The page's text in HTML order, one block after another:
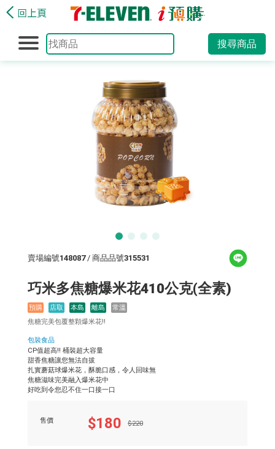
搜尋商品
賣場編號148087/ 商品品號315531
巧米多焦糖爆米花410公克(全素)
預購 店取 本島 離島 常溫
焦糖完美包覆整顆爆米花!!
包裝食品
CP值超高!! 桶裝超大容量
甜香焦糖讓您無法自拔
扎實蘑菇球爆米花，酥脆口感，令人回味無
焦糖滋味完美融入爆米花中
好吃到令您忍不住一口接一口
售價 $180 $220